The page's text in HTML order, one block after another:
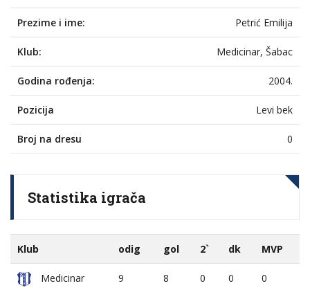
Prezime i ime: Petrić Emilija
Klub: Medicinar, Šabac
Godina rođenja: 2004.
Pozicija Levi bek
Broj na dresu 0
Statistika igrača
Klub odig gol 2` dk MVP
Medicinar 9 8 0 0 0